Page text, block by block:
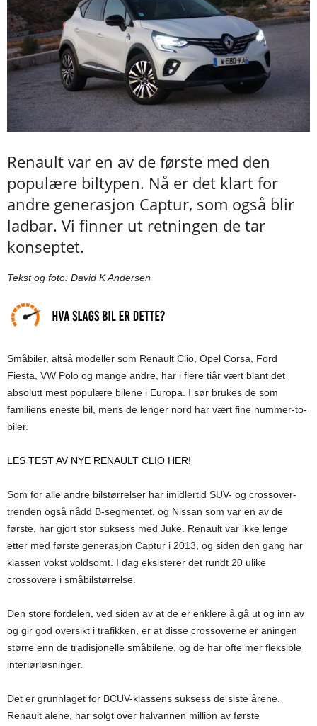
Renault var en av de første med den
populære biltypen. Nå er det klart for
andre generasjon Captur, som også blir
ladbar. Vi finner ut retningen de tar
konseptet.
Tekst og foto: David K Andersen
Småbiler, altså modeller som Renault Clio, Opel Corsa, Ford
Fiesta, VW Polo og mange andre, har i flere tiår vært blant det
absolutt mest populære bilene i Europa. I sør brukes de som
familiens eneste bil, mens de lenger nord har vært fine nummer-to-
biler.
LES TEST AV NYE RENAULT CLIO HER!
Som for alle andre bilstørrelser har imidlertid SUV- og crossover-
trenden også nådd B-segmentet, og Nissan som var en av de
første, har gjort stor suksess med Juke. Renault var ikke lenge
etter med første generasjon Captur i 2013, og siden den gang har
klassen vokst voldsomt. I dag eksisterer det rundt 20 ulike
crossovere i småbilstørrelse.
Den store fordelen, ved siden av at de er enklere å gå ut og inn av
og gir god oversikt i trafikken, er at disse crossoverne er aningen
større enn de tradisjonelle småbilene, og de har ofte mer fleksible
interiørløsninger.
Det er grunnlaget for BCUV-klassens suksess de siste årene.
Renault alene, har solgt over halvannen million av første